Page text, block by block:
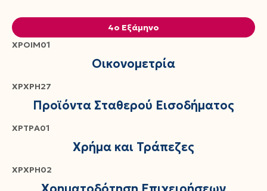
4ο Εξάμηνο
ΧΡΟΙΜ01
Οικονομετρία
ΧΡΧΡΗ27
Προϊόντα Σταθερού Εισοδήματος
ΧΡΤΡΑ01
Χρήμα και Τράπεζες
ΧΡΧΡΗ02